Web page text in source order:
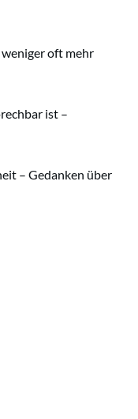
oft mehr
ist –
– Gedanken über